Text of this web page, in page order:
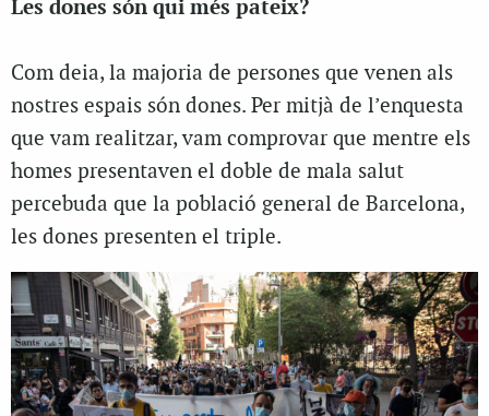
Les dones són qui més pateix?
Com deia, la majoria de persones que venen als
nostres espais són dones. Per mitjà de l’enquesta
que vam realitzar, vam comprovar que mentre els
homes presentaven el doble de mala salut
percebuda que la població general de Barcelona,
les dones presenten el triple.